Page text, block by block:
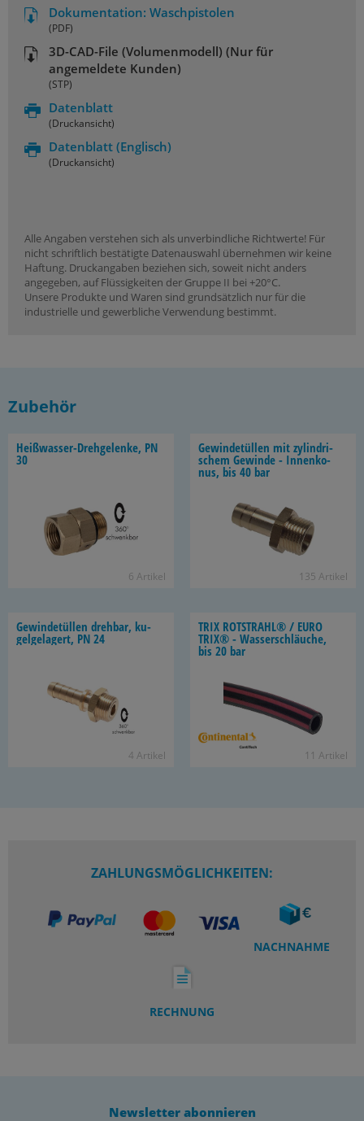
Dokumentation: Waschpistolen
(PDF)
3D-CAD-File (Volumenmodell) (Nur für
angemeldete Kunden)
(STP)
Datenblatt
(Druckansicht)
Datenblatt (Englisch)
(Druckansicht)
Alle Angaben verstehen sich als unverbindliche Richtwerte! Für
nicht schriftlich bestätigte Datenauswahl übernehmen wir keine
Haftung. Druckangaben beziehen sich, soweit nicht anders
angegeben, auf Flüssigkeiten der Gruppe II bei +20°C.
Unsere Produkte und Waren sind grundsätzlich nur für die
industrielle und gewerbliche Verwendung bestimmt.
Zubehör
Heißwasser-​Drehgelenke, PN
30
6 Ar­ti­kel
Ge­win­de­tül­len mit zy­lin­dri­
schem Ge­win­de - In­nen­ko­
nus, bis 40 bar
135 Ar­ti­kel
Ge­win­de­tül­len dreh­bar, ku­
gel­ge­la­gert, PN 24
4 Ar­ti­kel
TRIX ROT­STRAHL® / EURO
TRIX® - Was­ser­schläu­che,
bis 20 bar
11 Ar­ti­kel
ZAHLUNGSMÖGLICHKEITEN:
NACHNAHME
RECHNUNG
Newsletter abonnieren